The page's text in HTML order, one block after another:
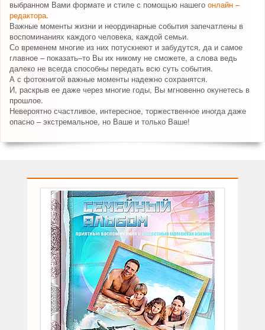
выбранном Вами формате и стиле с помощью нашего онлайн –
редактора.
Важные моменты жизни и неординарные события запечатлены в
воспоминаниях каждого человека, каждой семьи.
Со временем многие из них потускнеют и забудутся, да и самое
главное – показать–то Вы их никому не сможете, а слова ведь
далеко не всегда способны передать всю суть события.
А с фотокнигой важные моменты надежно сохранятся.
И, раскрыв ее даже через многие годы, Вы мгновенно окунетесь в
прошлое.
Невероятно счастливое, интересное, торжественное иногда даже
опасно – экстремальное, но Ваше и только Ваше!